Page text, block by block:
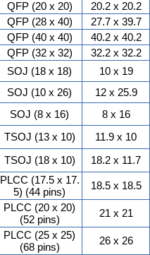
QFP (20 x 20)
20.2 x 20.2
QFP (28 x 40)
27.7 x 39.7
QFP (40 x 40)
40.2 x 40.2
QFP (32 x 32)
32.2 x 32.2
SOJ (18 x 18)
10 x 19
SOJ (10 x 26)
12 x 25.9
SOJ (8 x 16)
8 x 16
TSOJ (13 x 10)
11.9 x 10
TSOJ (18 x 10) 18.2 x 11.7
PLCC (17.5 x 17.
5) (44 pins)
18.5 x 18.5
PLCC (20 x 20)
(52 pins)
21 x 21
PLCC (25 x 25)
(68 pins)
26 x 26